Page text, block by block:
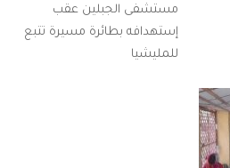
مستشفى الجبلين عقب
إستهدافه بطائرة مسيرة تتبع
للمليشيا